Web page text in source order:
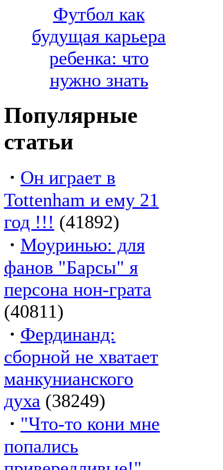
Футбол как
будущая карьера
ребенка: что
нужно знать
Популярные
статьи
· Он играет в
Tottenham и ему 21
год !!! (41892)
· Моуринью: для
фанов "Барсы" я
персона нон-грата
(40811)
· Фердинанд:
сборной не хватает
манкунианского
духа (38249)
· "Что-то кони мне
попались